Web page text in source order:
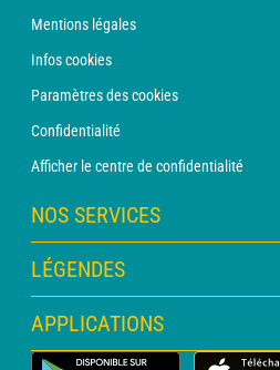
Mentions légales
Infos cookies
Paramètres des cookies
Confidentialité
Afficher le centre de confidentialité
NOS SERVICES
Abonnement METEO Xpert
Abonnement METEO PRO
Consultation avec un prévisionniste
LÉGENDES
Légende des cartes
Légende des pictogrammes
APPLICATIONS